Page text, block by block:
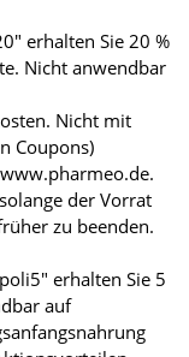
erhalten Sie 20 %
Nicht anwendbar
Nicht mit
Coupons)
der Vorrat
zu beenden.
erhalten Sie 5
auf